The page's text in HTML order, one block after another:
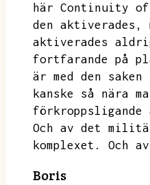
här Continuity of
den aktiverades,
aktiverades
fortfarande på
är med den saken
kanske så nära
förkroppsligande
Och av det
komplexet.
Och av
Boris